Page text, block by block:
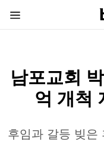
남포교회
억 개척
후임과 갈등 빚은